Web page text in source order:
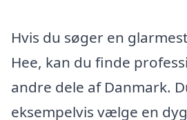
Hvis du søger en
Hee, kan du finde
andre dele af Danmark.
eksempelvis vælge en